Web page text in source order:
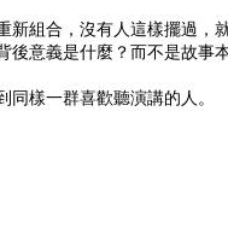
組合，沒有人這樣擺過，
意義是什麼？而不是故事本
樣一群喜歡聽演講的人。